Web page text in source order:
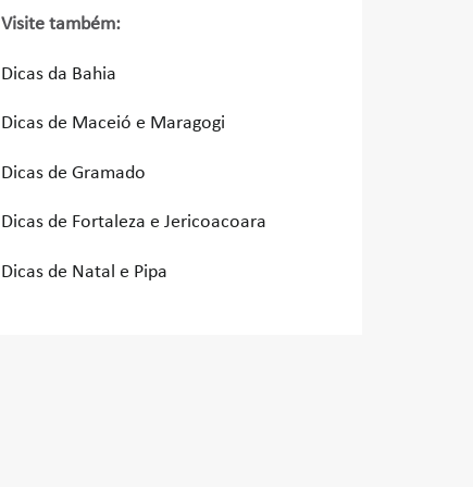
Visite também:
Dicas da Bahia
Dicas de Maceió e Maragogi
Dicas de Gramado
Dicas de Fortaleza e Jericoacoara
Dicas de Natal e Pipa